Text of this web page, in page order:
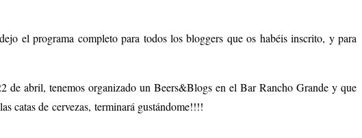
el programa completo para todos los bloggers que os habéis inscrito, y para
de abril, tenemos organizado un Beers&Blogs en el Bar Rancho Grande y que
catas de cervezas, terminará gustándome!!!!